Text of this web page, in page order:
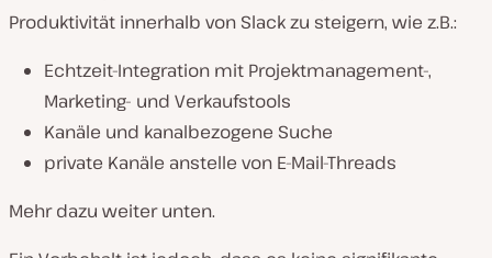
Produktivität innerhalb von Slack zu steigern, wie z.B.:
Echtzeit-Integration mit Projektmanagement-,
Marketing- und Verkaufstools
Kanäle und kanalbezogene Suche
private Kanäle anstelle von E-Mail-Threads
Mehr dazu weiter unten.